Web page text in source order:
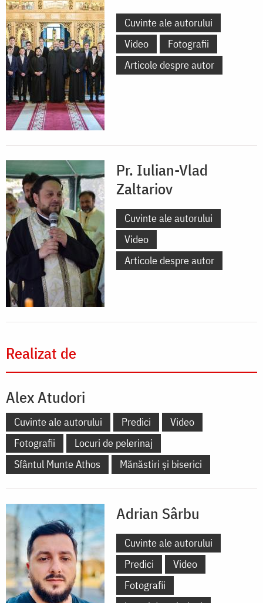
Cuvinte ale autorului
Video
Fotografii
Articole despre autor
Pr. Iulian-Vlad
Zaltariov
Cuvinte ale autorului
Video
Articole despre autor
Realizat de
Alex Atudori
Cuvinte ale autorului Predici
Video
Fotografii
Locuri de pelerinaj
Sfântul Munte Athos
Mănăstiri și biserici
Adrian Sârbu
Cuvinte ale autorului
Predici
Video
Fotografii